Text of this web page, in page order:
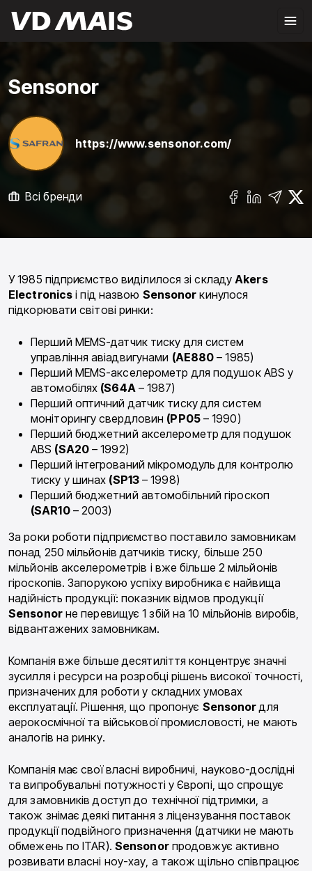
Sensonor
https://www.sensonor.com/
Всі бренди
У 1985 підприємство виділилося зі складуAkers
Electronics і під назвою Sensonor кинулося
підкорювати світові ринки:
Перший MEMS-датчик тиску для систем
управління авіадвигунами (AE880 – 1985)
Перший MEMS-акселерометр для подушок ABS у
автомобілях (S64A– 1987)
Перший оптичний датчик тиску для систем
моніторингу свердловин (PP05– 1990)
Перший бюджетний акселерометр для подушок
ABS (SA20– 1992)
Перший інтегрований мікромодуль для контролю
тиску у шинах (SP13– 1998)
Перший бюджетний автомобільний гіроскоп
(SAR10– 2003)
За роки роботи підприємство поставило замовникам
понад 250 мільйонів датчиків тиску, більше 250
мільйонів акселерометрів і вже більше 2 мільйонів
гіроскопів. Запорукою успіху виробника є найвища
надійність продукції: показник відмов продукції
Sensonorне перевищує 1 збій на 10 мільйонів виробів,
відвантажених замовникам.
Компанія вже більше десятиліття концентрує значні
зусилля і ресурси на розробці рішень високої точності,
призначених для роботи у складних умовах
експлуатації. Рішення, що пропонує Sensonorдля
аерокосмічної та військової промисловості, не мають
аналогів на ринку.
Компанія має свої власні виробничі, науково-дослідні
та випробувальні потужності у Європі, що спрощує
для замовників доступ до технічної підтримки, а
також знімає деякі питання з ліцензування поставок
продукції подвійного призначення (датчики не мають
обмежень по ITAR). Sensonorпродовжує активно
розвивати власні ноу-хау, а також щільно співпрацює